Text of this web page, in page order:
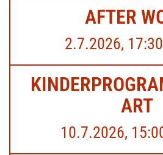
AFTER
2.7.2026,
ART
10.7.2026,